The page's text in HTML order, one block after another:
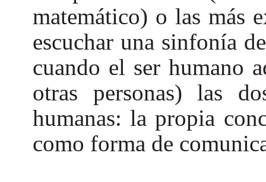
matemático) o las más
escuchar una sinfonía
cuando el ser humano
otras personas) las
humanas: la propia
como forma de